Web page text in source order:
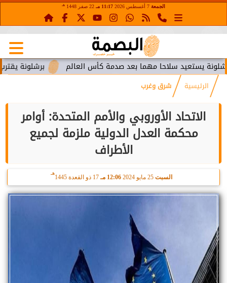
الجمعة 11:17 مـ 22 صفر 1448 هـ
برشلونة يقترب من سلاحا مهما بعد صدمة كأس العالم
الرئيسية شرق وغرب
الاتحاد الأوروبي والأمم المتحدة: أوامر
محكمة العدل الدولية ملزمة لجميع
الأطراف
السبت 12:06 مـ 17 ذو القعدة 1445
هـ